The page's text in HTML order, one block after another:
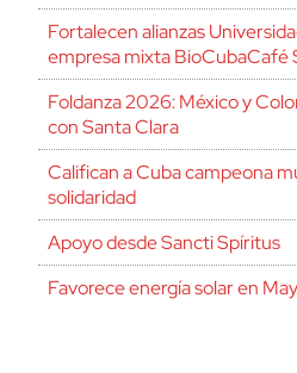
Fortalecen alianzas
empresa mixta BioCubaCafé
Foldanza 2026: México y
con Santa Clara
Califican a Cuba campeona
solidaridad
Apoyo desde Sancti Spíritus
Favorece energía solar en